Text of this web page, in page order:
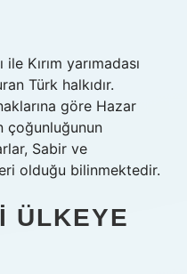
Kırım yarımadası
Türk halkıdır.
göre Hazar
çoğunluğunun
Sabir ve
olduğu bilinmektedir.
ÜLKEYE